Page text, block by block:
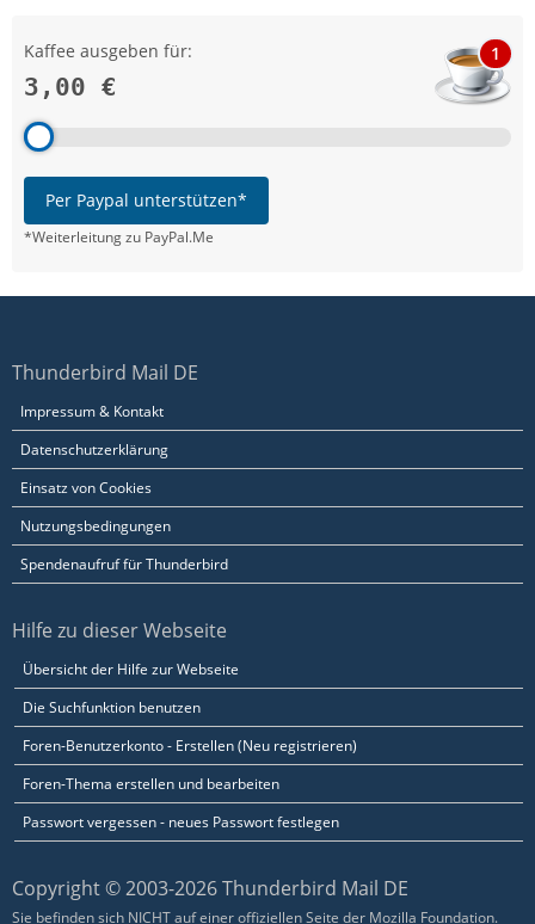
Kaffee ausgeben für:
3,00 €
1
Per Paypal unterstützen*
*Weiterleitung zu PayPal.Me
Thunderbird Mail DE
Impressum & Kontakt
Datenschutzerklärung
Einsatz von Cookies
Nutzungsbedingungen
Spendenaufruf für Thunderbird
Hilfe zu dieser Webseite
Übersicht der Hilfe zur Webseite
Die Suchfunktion benutzen
Foren-Benutzerkonto - Erstellen (Neu registrieren)
Foren-Thema erstellen und bearbeiten
Passwort vergessen - neues Passwort festlegen
Copyright © 2003-2026 Thunderbird Mail DE
Sie befinden sich NICHT auf einer offiziellen Seite der Mozilla Foundation.